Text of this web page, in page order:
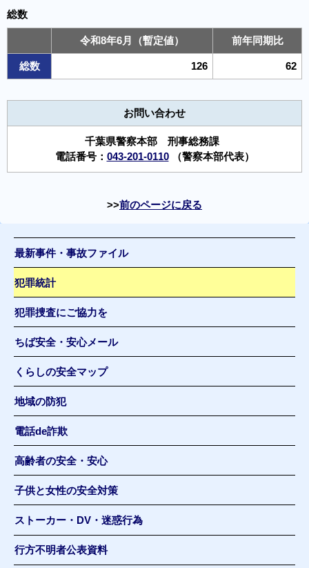
総数
令和8年6月（暫定値） 前年同期比
総数 126 62
お問い合わせ
千葉県警察本部 刑事総務課
電話番号： 043-201-0110（警察本部代表）
前のページに戻る
最新事件・事故ファイル
犯罪統計
犯罪捜査にご協力を
ちば安全・安心メール
くらしの安全マップ
地域の防犯
電話de詐欺
高齢者の安全・安心
子供と女性の安全対策
ストーカー・DV・迷惑行為
行方不明者公表資料